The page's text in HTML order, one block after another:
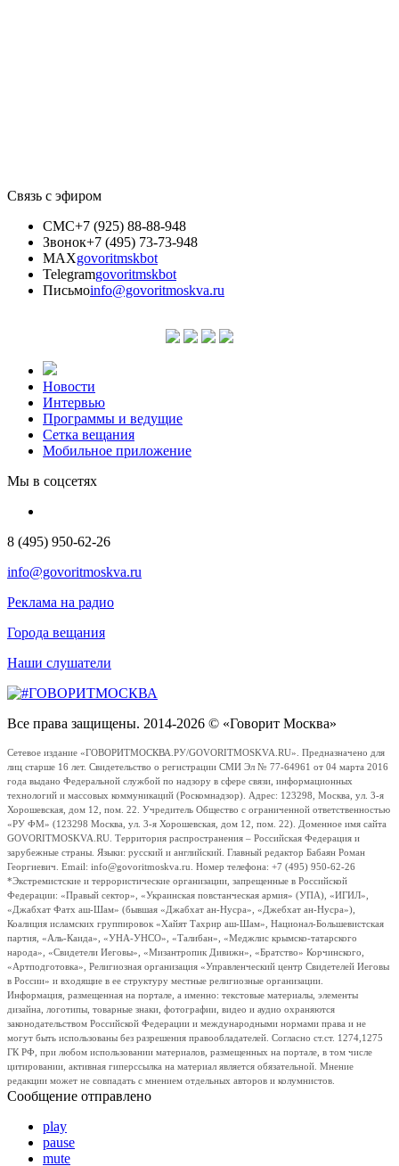
Связь с эфиром
СМС+7 (925) 88-88-948
Звонок+7 (495) 73-73-948
MAXgovoritmskbot
Telegramgovoritmskbot
Письмоinfo@govoritmoskva.ru
Новости
Интервью
Программы и ведущие
Сетка вещания
Мобильное приложение
Мы в соцсетях
8 (495) 950-62-26
info@govoritmoskva.ru
Реклама на радио
Города вещания
Наши слушатели
Все права защищены. 2014-2026 © «Говорит Москва»
Сетевое издание «ГОВОРИТМОСКВА.РУ/GOVORITMOSKVA.RU». Предназначено для
лиц старше 16 лет. Свидетельство о регистрации СМИ Эл № 77-64961 от 04 марта 2016
года выдано Федеральной службой по надзору в сфере связи, информационных
технологий и массовых коммуникаций (Роскомнадзор). Адрес: 123298, Москва, ул. 3-я
Хорошевская, дом 12, пом. 22. Учредитель Общество с ограниченной ответственностью
«РУ ФМ» (123298 Москва, ул. 3-я Хорошевская, дом 12, пом. 22). Доменное имя сайта
GOVORITMOSKVA.RU. Территория распространения – Российская Федерация и
зарубежные страны. Языки: русский и английский. Главный редактор Бабаян Роман
Георгиевич. Email: info@govoritmoskva.ru. Номер телефона: +7 (495) 950-62-26
*Экстремистские и террористические организации, запрещенные в Российской
Федерации: «Правый сектор», «Украинская повстанческая армия» (УПА), «ИГИЛ»,
«Джабхат Фатх аш-Шам» (бывшая «Джабхат ан-Нусра», «Джебхат ан-Нусра»),
Коалиция исламских группировок «Хайят Тахрир аш-Шам», Национал-Большевистская
партия, «Аль-Каида», «УНА-УНСО», «Талибан», «Меджлис крымско-татарского
народа», «Свидетели Иеговы», «Мизантропик Дивижн», «Братство» Корчинского,
«Артподготовка», Религиозная организация «Управленческий центр Свидетелей Иеговы
в России» и входящие в ее структуру местные религиозные организации.
Информация, размещенная на портале, а именно: текстовые материалы, элементы
дизайна, логотипы, товарные знаки, фотографии, видео и аудио охраняются
законодательством Российской Федерации и международными нормами права и не
могут быть использованы без разрешения правообладателей. Согласно ст.ст. 1274,1275
ГК РФ, при любом использовании материалов, размещенных на портале, в том числе
цитировании, активная гиперссылка на материал является обязательной. Мнение
редакции может не совпадать с мнением отдельных авторов и колумнистов.
Сообщение отправлено
play
pause
mute